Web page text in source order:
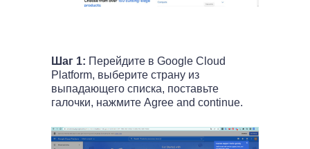
Шаг 1: Перейдите в Google Cloud
Platform, выберите страну из
выпадающего списка, поставьте
галочки, нажмите Agree and continue.